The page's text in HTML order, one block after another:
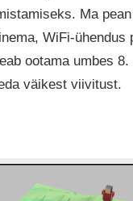
Ma
WiFi-ühendus
ootama umbes
väikest viivitust.